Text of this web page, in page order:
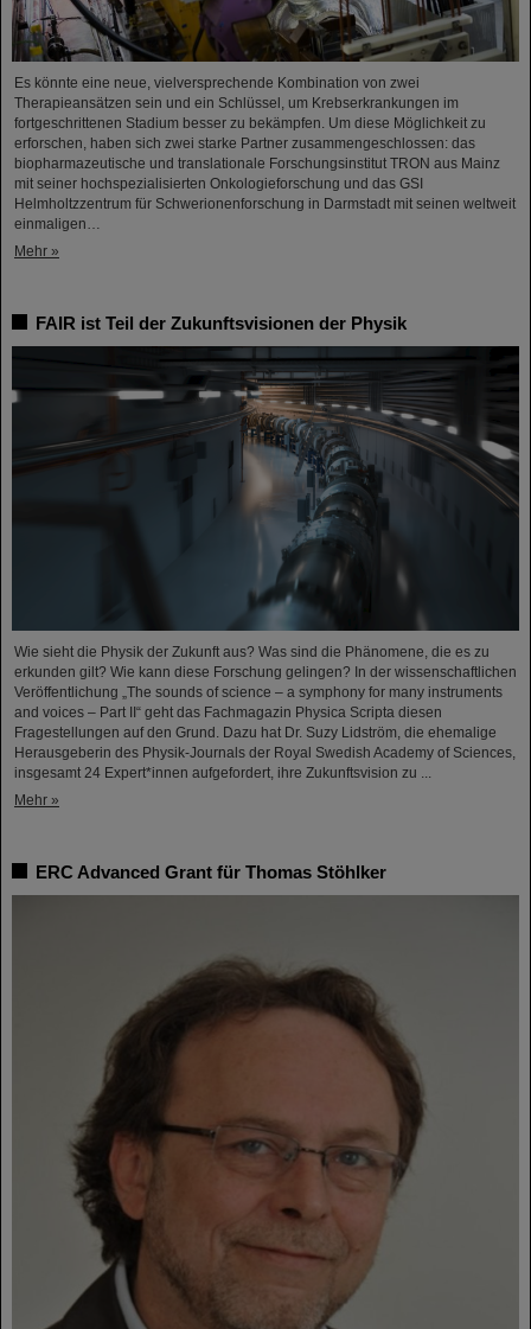
Es könnte eine neue, vielversprechende Kombination von zwei
Therapieansätzen sein und ein Schlüssel, um Krebserkrankungen im
fortgeschrittenen Stadium besser zu bekämpfen. Um diese Möglichkeit zu
erforschen, haben sich zwei starke Partner zusammengeschlossen: das
biopharmazeutische und translationale Forschungsinstitut TRON aus Mainz
mit seiner hochspezialisierten Onkologieforschung und das GSI
Helmholtzzentrum für Schwerionenforschung in Darmstadt mit seinen weltweit
einmaligen…
Mehr »
FAIR ist Teil der Zukunftsvisionen der Physik
Wie sieht die Physik der Zukunft aus? Was sind die Phänomene, die es zu
erkunden gilt? Wie kann diese Forschung gelingen? In der wissenschaftlichen
Veröffentlichung „The sounds of science – a symphony for many instruments
and voices – Part II“ geht das Fachmagazin Physica Scripta diesen
Fragestellungen auf den Grund. Dazu hat Dr. Suzy Lidström, die ehemalige
Herausgeberin des Physik-Journals der Royal Swedish Academy of Sciences,
insgesamt 24 Expert*innen aufgefordert, ihre Zukunftsvision zu ...
Mehr »
ERC Advanced Grant für Thomas Stöhlker